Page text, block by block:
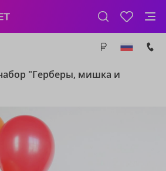
"Герберы, мишка и